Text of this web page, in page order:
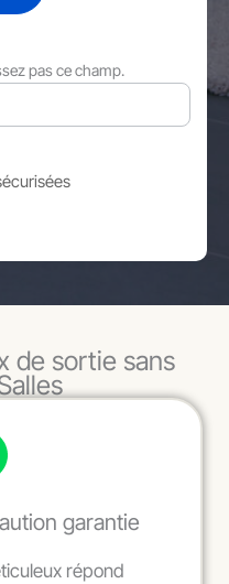
pas ce champ.
de sortie sans
garantie
répond